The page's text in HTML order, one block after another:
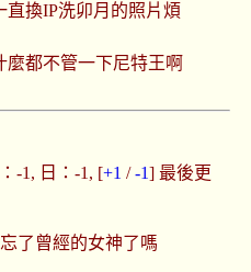
直換IP洗卯月的照片煩
麼都不管一下尼特王啊
-1, 日：-1, [+1 /-1] 最後更
了曾經的女神了嗎